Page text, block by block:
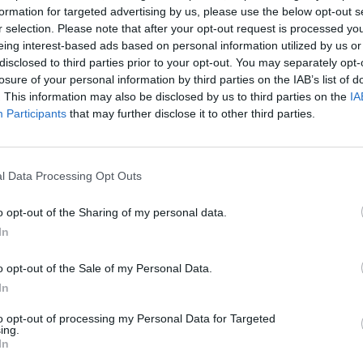
for targeted advertising by us, please use the below opt-out
selection. Please note that after your opt-out request is processed
interest-based ads based on personal information utilized by us
to third parties prior to your opt-out. You may separately
of your personal information by third parties on the IAB’s list of
This information may also be disclosed by us to third parties on the
Participants that may further disclose it to other third parties.
Data Processing Opt Outs
opt-out of the Sharing of my personal data.
opt-out of the Sale of my Personal Data.
opt-out of processing my Personal Data for Targeted
Cím: Dudás Attila
Műgyűjtők Háza kft.
Budapest
1023.Bp. Zsigmond tér 11.
1023
Telefon: 18008123
Bemutatkozás: 2013 nyarán nyitottuk meg
optimális áron, gyorsan találjanak vevőt
gyűjteményüket változatos kínálatunkból.
árverést! Kedd-től péntek-ig 11.00-este 18.00